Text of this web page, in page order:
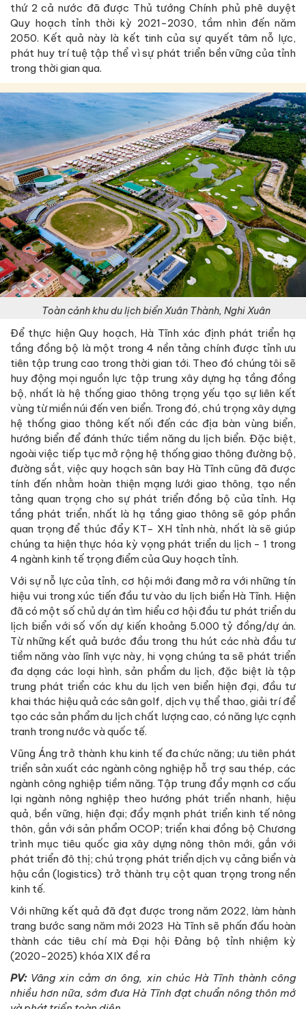
thứ 2 cả nước đã được Thủ tướng Chính phủ phê duyệt
Quy hoạch tỉnh thời kỳ 2021-2030, tầm nhìn đến năm
2050. Kết quả này là kết tinh của sự quyết tâm nỗ lực,
phát huy trí tuệ tập thể vì sự phát triển bền vững của tỉnh
trong thời gian qua.
Toàn cảnh khu du lịch biển Xuân Thành, Nghi Xuân
Để thực hiện Quy hoạch, Hà Tĩnh xác định phát triển hạ
tầng đồng bộ là một trong 4 nền tảng chính được tỉnh ưu
tiên tập trung cao trong thời gian tới. Theo đó chúng tôi sẽ
huy động mọi nguồn lực tập trung xây dựng hạ tầng đồng
bộ, nhất là hệ thống giao thông trọng yếu tạo sự liên kết
vùng từ miền núi đến ven biển. Trong đó, chú trọng xây dựng
hệ thống giao thông kết nối đến các địa bàn vùng biển,
hướng biển để đánh thức tiềm năng du lịch biển. Đặc biệt,
ngoài việc tiếp tục mở rộng hệ thống giao thông đường bộ,
đường sắt, việc quy hoạch sân bay Hà Tĩnh cũng đã được
tính đến nhằm hoàn thiện mạng lưới giao thông, tạo nền
tảng quan trọng cho sự phát triển đồng bộ của tỉnh. Hạ
tầng phát triển, nhất là hạ tầng giao thông sẽ góp phần
quan trọng để thúc đẩy KT- XH tỉnh nhà, nhất là sẽ giúp
chúng ta hiện thực hóa kỳ vọng phát triển du lịch - 1 trong
4 ngành kinh tế trọng điểm của Quy hoạch tỉnh.
Với sự nỗ lực của tỉnh, cơ hội mới đang mở ra với những tín
hiệu vui trong xúc tiến đầu tư vào du lịch biển Hà Tĩnh. Hiện
đã có một số chủ dự án tìm hiểu cơ hội đầu tư phát triển du
lịch biển với số vốn dự kiến khoảng 5.000 tỷ đồng/dự án.
Từ những kết quả bước đầu trong thu hút các nhà đầu tư
tiềm năng vào lĩnh vực này, hi vọng chúng ta sẽ phát triển
đa dạng các loại hình, sản phẩm du lịch, đặc biệt là tập
trung phát triển các khu du lịch ven biển hiện đại, đầu tư
khai thác hiệu quả các sân golf, dịch vụ thể thao, giải trí để
tạo các sản phẩm du lịch chất lượng cao, có năng lực cạnh
tranh trong nước và quốc tế.
Vũng Áng trở thành khu kinh tế đa chức năng; ưu tiên phát
triển sản xuất các ngành công nghiệp hỗ trợ sau thép, các
ngành công nghiệp tiềm năng. Tập trung đẩy mạnh cơ cấu
lại ngành nông nghiệp theo hướng phát triển nhanh, hiệu
quả, bền vững, hiện đại; đẩy mạnh phát triển kinh tế nông
thôn, gắn với sản phẩm OCOP; triển khai đồng bộ Chương
trình mục tiêu quốc gia xây dựng nông thôn mới, gắn với
phát triển đô thị; chú trọng phát triển dịch vụ cảng biển và
hậu cần (logistics) trở thành trụ cột quan trọng trong nền
kinh tế.
Với những kết quả đã đạt được trong năm 2022, làm hành
trang bước sang năm mới 2023 Hà Tĩnh sẽ phấn đấu hoàn
thành các tiêu chí mà Đại hội Đảng bộ tỉnh nhiệm kỳ
(2020-2025) khóa XIX đề ra
PV:Vâng xin cảm ơn ông, xin chúc Hà Tĩnh thành công
nhiều hơn nữa, sớm đưa Hà Tĩnh đạt chuẩn nông thôn mớ